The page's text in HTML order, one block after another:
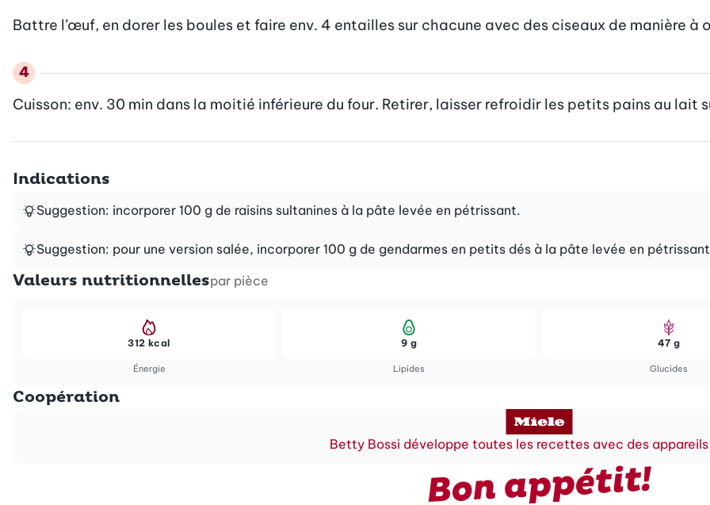
Battre l’œuf, en dorer les boules et faire env. 4 entailles sur chacune avec des ciseaux de manière à
Cuisson: env. 30 min dans la moitié inférieure du four. Retirer, laisser refroidir les petits pains au lait
Indications
Suggestion: incorporer 100 g de raisins sultanines à la pâte levée en pétrissant.
Suggestion: pour une version salée, incorporer 100 g de gendarmes en petits dés à la pâte levée en
Valeurs nutritionnellespar pièce
Énergie
312 kcal
Lipides
9 g
Glucides
47 g
Coopération
Betty Bossi développe toutes les recettes avec des
Bon appétit!